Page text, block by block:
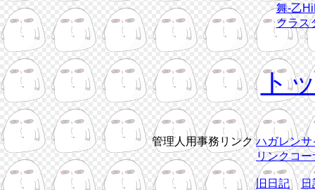
舞-乙
クラス
ト
管理人用事務リンク ハガレンサ
リンクコ
旧日記